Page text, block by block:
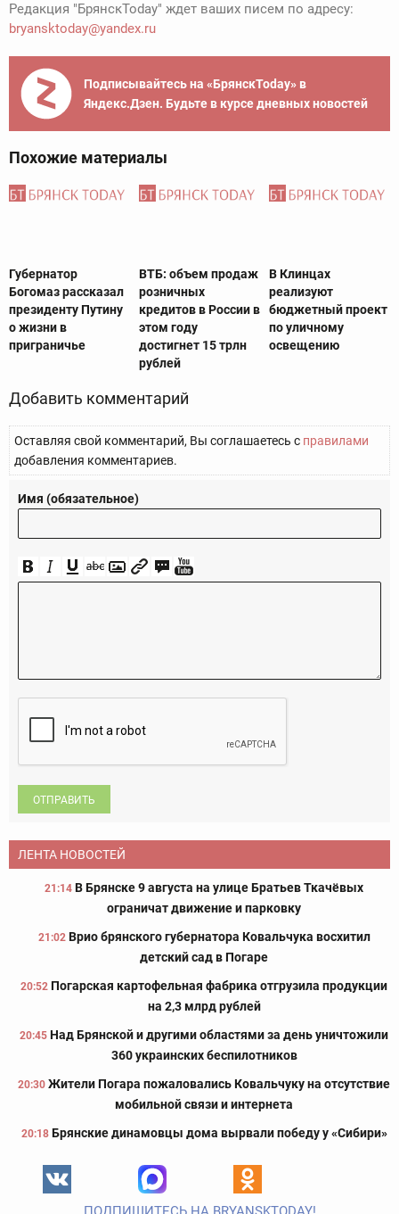
Редакция "БрянскToday" ждет ваших писем по адресу:
bryansktoday@yandex.ru
Подписывайтесь на «БрянскToday» в
Яндекс.Дзен. Будьте в курсе дневных новостей
Похожие материалы
Губернатор
Богомаз рассказал
президенту Путину
о жизни в
приграничье
ВТБ: объем продаж
розничных
кредитов в России в
этом году
достигнет 15 трлн
рублей
В Клинцах
реализуют
бюджетный проект
по уличному
освещению
Добавить комментарий
Оставляя свой комментарий, Вы соглашаетесь с правилами
добавления комментариев.
Имя (обязательное)
ОТПРАВИТЬ
ЛЕНТА НОВОСТЕЙ
21:14 В Брянске 9 августа на улице Братьев Ткачёвых
ограничат движение и парковку
21:02 Врио брянского губернатора Ковальчука восхитил
детский сад в Погаре
20:52 Погарская картофельная фабрика отгрузила продукции
на 2,3 млрд рублей
20:45 Над Брянской и другими областями за день уничтожили
360 украинских беспилотников
20:30 Жители Погара пожаловались Ковальчуку на отсутствие
мобильной связи и интернета
20:18 Брянские динамовцы дома вырвали победу у «Сибири»